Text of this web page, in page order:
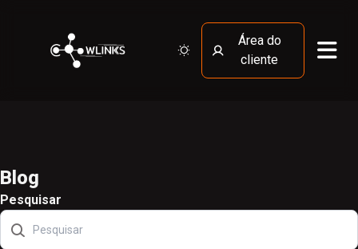
Ativar modo claro
Área do
cliente
Blog
Pesquisar